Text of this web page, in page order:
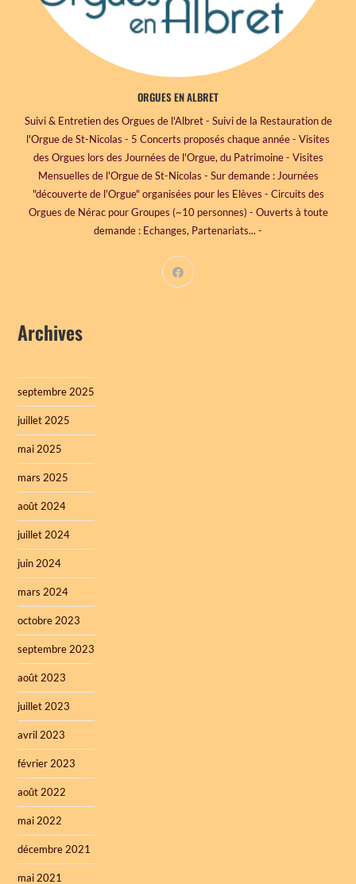
ORGUES EN ALBRET
Suivi & Entretien des Orgues de l'Albret - Suivi de la Restauration de
l'Orgue de St-Nicolas - 5 Concerts proposés chaque année - Visites
des Orgues lors des Journées de l'Orgue, du Patrimoine - Visites
Mensuelles de l'Orgue de St-Nicolas - Sur demande : Journées
"découverte de l'Orgue" organisées pour les Elèves - Circuits des
Orgues de Nérac pour Groupes (~10 personnes) - Ouverts à toute
demande : Echanges, Partenariats... -
Archives
septembre 2025
juillet 2025
mai 2025
mars 2025
août 2024
juillet 2024
juin 2024
mars 2024
octobre 2023
septembre 2023
août 2023
juillet 2023
avril 2023
février 2023
août 2022
mai 2022
décembre 2021
mai 2021